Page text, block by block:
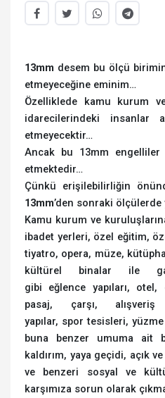
13mm desem bu ölçü
etmeyeceğine eminim…
Özelliklede kamu kurum
idarecilerindeki insanlar
etmeyecektir…
Ancak bu 13mm engelliler
etmektedir…
Çünkü erişilebilirliğin
13mm’den sonraki ölçülerde
Kamu kurum ve
ibadet yerleri, özel eğitim,
tiyatro, opera, müze,
kültürel binalar ile
gibi eğlence yapıları,
pasaj, çarşı,
yapılar, spor tesisleri,
buna benzer umuma ait
kaldırım, yaya geçidi, açık
ve benzeri sosyal ve
karşımıza sorun olarak